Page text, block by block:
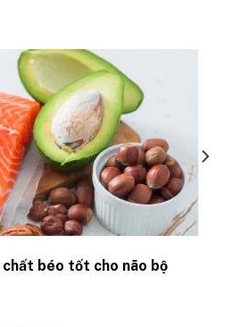
chất béo tốt cho não bộ